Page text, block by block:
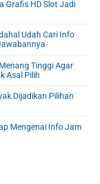
Grafis HD Slot Jadi
Udah Cari Info
Tinggi Agar
Asal Pilih
Dijadikan Pilihan
Mengenai Info Jam